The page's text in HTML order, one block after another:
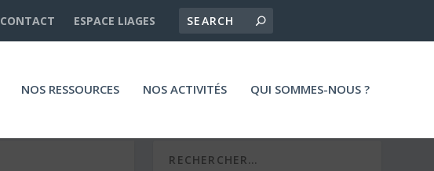
CONTACT ESPACE LIAGES
NOS RESSOURCES NOS ACTIVITÉS QUI SOMMES-NOUS ?